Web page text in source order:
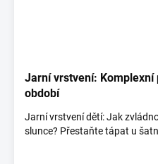
Jarní vrstvení: Komplexní
období
Jarní vrstvení dětí: Jak
slunce? Přestaňte tápat u